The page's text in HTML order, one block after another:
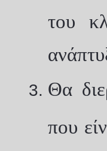
του
Θα
που